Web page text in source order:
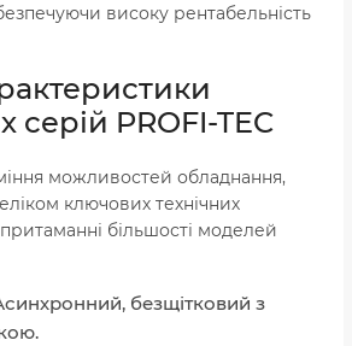
високу рентабельність
серій PROFI-TEC
можливостей обладнання,
ключових технічних
більшості моделей
безщітковий з